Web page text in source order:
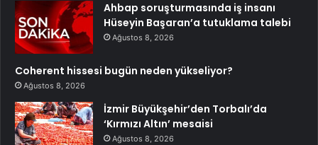
Ahbap soruşturmasında iş insanı
Hüseyin Başaran’a tutuklama talebi
Ağustos 8, 2026
Coherent hissesi bugün neden yükseliyor?
Ağustos 8, 2026
İzmir Büyükşehir’den Torbalı’da
‘Kırmızı Altın’ mesaisi
Ağustos 8, 2026